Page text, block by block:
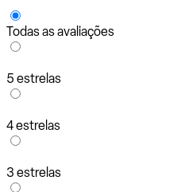
Todas as avaliações
5 estrelas
4 estrelas
3 estrelas